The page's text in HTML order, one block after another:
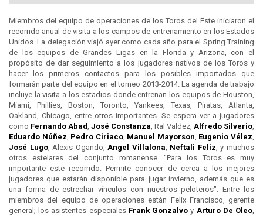
Miembros del equipo de operaciones de los Toros del Este iniciaron el
recorrido anual de visita a los campos de entrenamiento en los Estados
Unidos. La delegación viajó ayer como cada año para el Spring Training
de los equipos de Grandes Ligas en la Florida y Arizona, con el
propósito de dar seguimiento a los jugadores nativos de los Toros y
hacer los primeros contactos para los posibles importados que
formarán parte del equipo en el torneo 2013-2014. La agenda de trabajo
incluye la visita a los estadios donde entrenan los equipos de Houston,
Miami, Phillies, Boston, Toronto, Yankees, Texas, Piratas, Atlanta,
Oakland, Chicago, entre otros importantes. Se espera ver a jugadores
como Fernando Abad, José Constanza, Ral Valdez, Alfredo Silverio,
Eduardo Núñez, Pedro Ciriaco, Manuel Mayorson, Eugenio Vélez,
José Lugo, Alexis Ogando,Angel Villalona, Neftali Feliz, y muchos
otros estelares del conjunto romanense. "Para los Toros es muy
importante este recorrido. Permite conocer de cerca a los mejores
jugadores que estarán disponible para jugar invierno, además que es
una forma de estrechar vínculos con nuestros peloteros". Entre los
miembros del equipo de operaciones están Felix Francisco, gerente
general; los asistentes especiales Frank Gonzalvo y Arturo De Oleo,